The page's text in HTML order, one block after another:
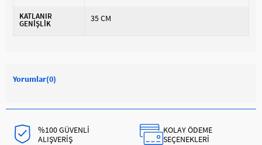
KATLANIR
GENİŞLİK
35 CM
Yorumlar(0)
%100 GÜVENLİ
ALIŞVERİŞ
KOLAY ÖDEME
SEÇENEKLERİ